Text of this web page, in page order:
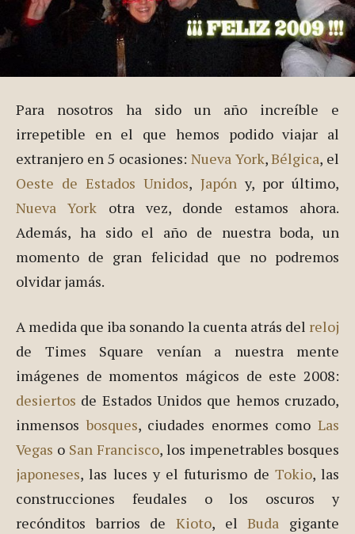
Para nosotros ha sido un año increíble e
irrepetible en el que hemos podido viajar al
extranjero en 5 ocasiones: Nueva York,Bélgica, el
Oeste de Estados Unidos, Japóny, por último,
Nueva York otra vez, donde estamos ahora.
Además, ha sido el año de nuestra boda, un
momento de gran felicidad que no podremos
olvidar jamás.
A medida que iba sonando la cuenta atrás del reloj
de Times Square venían a nuestra mente
imágenes de momentos mágicos de este 2008:
desiertos de Estados Unidos que hemos cruzado,
inmensosbosques, ciudades enormes comoLas
Vegas o San Francisco, los impenetrables bosques
japoneses, las luces y el futurismo de Tokio, las
construcciones feudales o los oscuros y
recónditos barrios de Kioto, elBuda gigante